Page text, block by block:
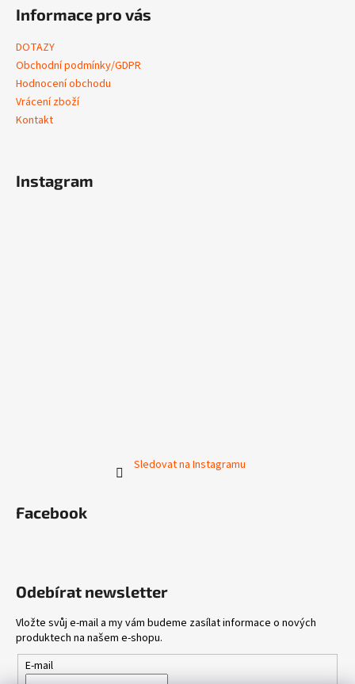
Informace pro vás
DOTAZY
Obchodní podmínky/GDPR
Hodnocení obchodu
Vrácení zboží
Kontakt
Instagram
Sledovat na Instagramu
Facebook
Odebírat newsletter
Vložte svůj e-mail a my vám budeme zasílat informace o nových
produktech na našem e-shopu.
E-mail